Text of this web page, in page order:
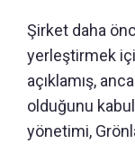
Şirket daha
yerleştirmek
açıklamış,
olduğunu
yönetimi,